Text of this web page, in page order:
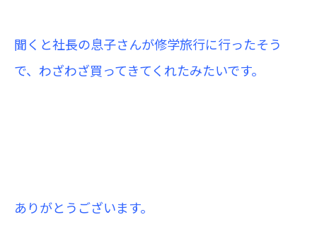
聞くと社長の息子さんが修学旅行に行ったそう
で、わざわざ買ってきてくれたみたいです。
ありがとうございます。